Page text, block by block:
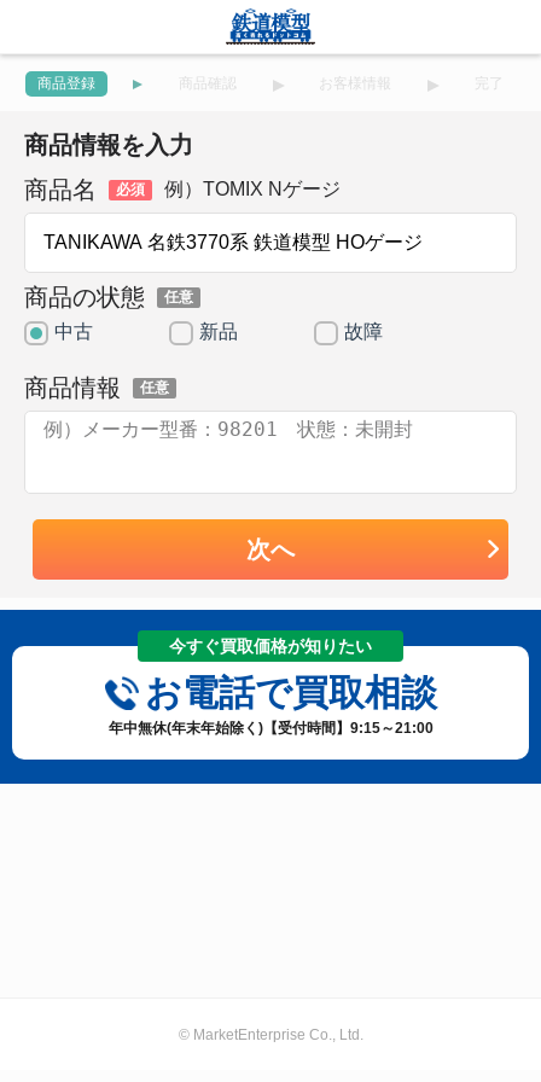
商品登録 商品確認 お客様情報 完了
商品情報を入力
商品名
必須 例）TOMIX Nゲージ
商品の状態 任意
中古 新品 故障
商品情報 任意
次へ
今すぐ買取価格が知りたい
お電話で買取相談
年中無休(年末年始除く)【受付時間】9:15～21:00
© MarketEnterprise Co., Ltd.